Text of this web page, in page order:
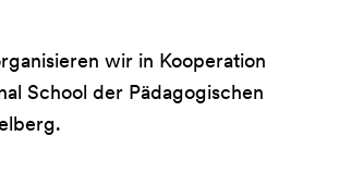
wir in Kooperation
School der Pädagogischen